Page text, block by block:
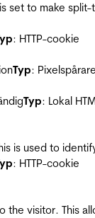
set to make
: HTTP-cookie
Typ: Pixelspårare
Typ: Lokal
is used to
: HTTP-cookie
the visitor. This